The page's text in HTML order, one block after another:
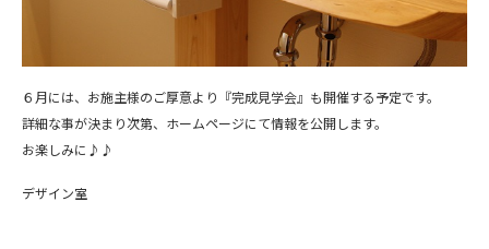
６月には、お施主様のご厚意より『完成見学会』も開催する予定です。
詳細な事が決まり次第、ホームページにて情報を公開します。
お楽しみに♪♪
デザイン室